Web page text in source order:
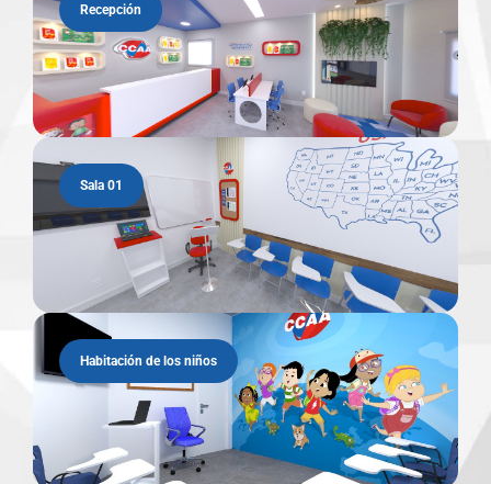
Recepción
Sala 01
Habitación de los niños